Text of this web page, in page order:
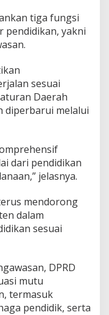
tiga fungsi
pendidikan, yakni
sesuai
Daerah
diperbarui melalui
dari pendidikan
jelasnya.
mendorong
dalam
sesuai
DPRD
mutu
termasuk
pendidik, serta